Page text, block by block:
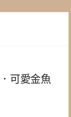
可愛金魚